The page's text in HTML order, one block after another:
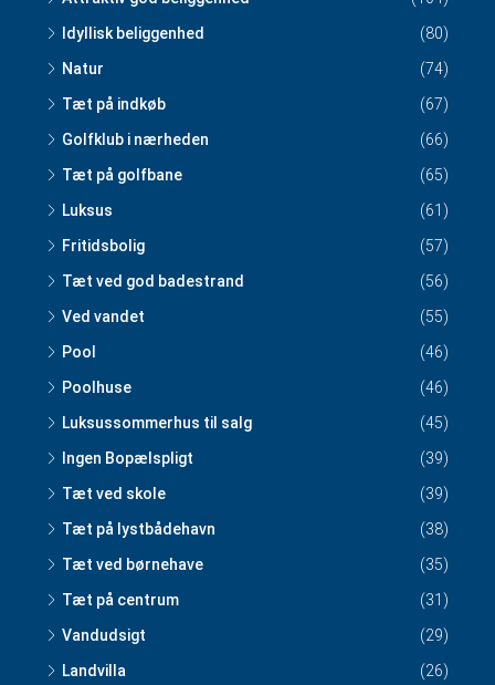
Idyllisk beliggenhed
(80)
Natur
(74)
Tæt på indkøb
(67)
Golfklub i nærheden
(66)
Tæt på golfbane
(65)
Luksus
(61)
Fritidsbolig
(57)
Tæt ved god badestrand
(56)
Ved vandet
(55)
Pool
(46)
Poolhuse
(46)
Luksussommerhus til salg
(45)
Ingen Bopælspligt
(39)
Tæt ved skole
(39)
Tæt på lystbådehavn
(38)
Tæt ved børnehave
(35)
Tæt på centrum
(31)
Vandudsigt
(29)
Landvilla
(26)